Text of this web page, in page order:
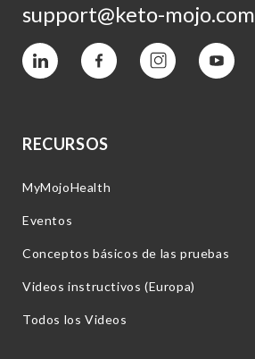
support@keto-mojo.com
Vimeo Facebook InstagramYouTube
RECURSOS
MyMojoHealth
Eventos
Conceptos básicos de las pruebas
Videos instructivos (Europa)
Todos los Videos